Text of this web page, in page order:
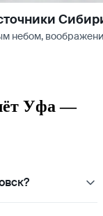
небом,
Уфа —